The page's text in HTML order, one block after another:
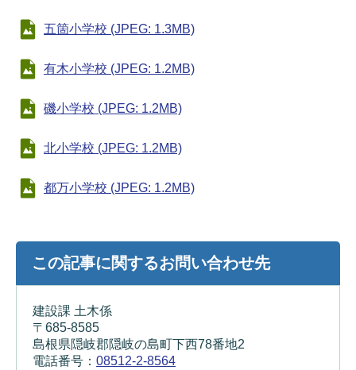
五箇小学校 (JPEG: 1.3MB)
有木小学校 (JPEG: 1.2MB)
磯小学校 (JPEG: 1.2MB)
北小学校 (JPEG: 1.2MB)
都万小学校 (JPEG: 1.2MB)
この記事に関するお問い合わせ先
建設課 土木係
〒685-8585
島根県隠岐郡隠岐の島町下西78番地2
電話番号： 08512-2-8564